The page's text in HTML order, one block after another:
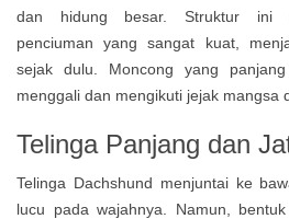
dan hidung besar. Struktur ini
penciuman yang sangat kuat,
sejak dulu. Moncong yang
menggali dan mengikuti jejak mangsa
Telinga Panjang dan
Telinga Dachshund menjuntai ke
lucu pada wajahnya. Namun,